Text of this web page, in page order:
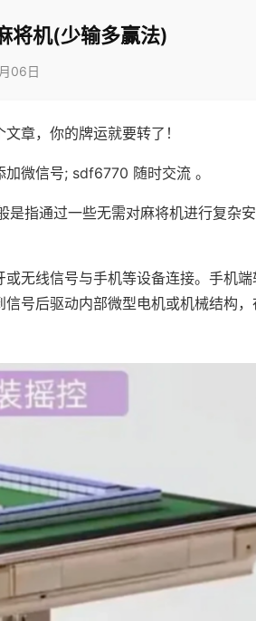
将机(少输多赢法)
06日
章，你的牌运就要转了！
微信号; sdf6770 随时交流 。
是指通过一些无需对麻将机进行复杂
无线信号与手机等设备连接。手机端
号后驱动内部微型电机或机械结构，